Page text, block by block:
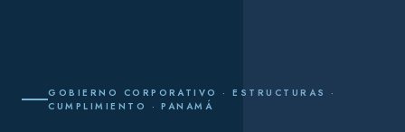
GOBIERNO CORPORATIVO · ESTRUCTURAS ·
CUMPLIMIENTO · PANAMÁ